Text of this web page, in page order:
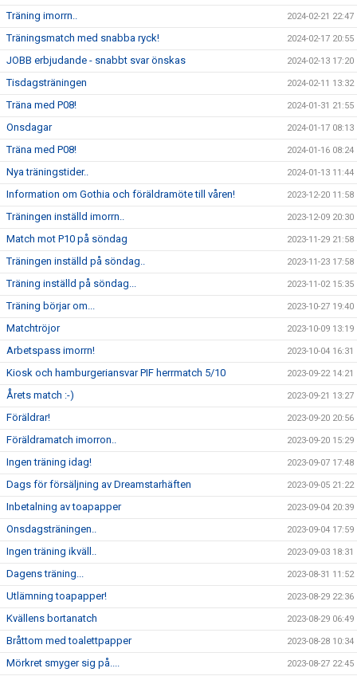
Träning imorrn.. 2024-02-21 22:47
Träningsmatch med snabba ryck! 2024-02-17 20:55
JOBB erbjudande - snabbt svar önskas 2024-02-13 17:20
Tisdagsträningen 2024-02-11 13:32
Träna med P08! 2024-01-31 21:55
Onsdagar 2024-01-17 08:13
Träna med P08! 2024-01-16 08:24
Nya träningstider.. 2024-01-13 11:44
Information om Gothia och föräldramöte till våren! 2023-12-20 11:58
Träningen inställd imorrn.. 2023-12-09 20:30
Match mot P10 på söndag 2023-11-29 21:58
Träningen inställd på söndag.. 2023-11-23 17:58
Träning inställd på söndag... 2023-11-02 15:35
Träning börjar om... 2023-10-27 19:40
Matchtröjor 2023-10-09 13:19
Arbetspass imorrn! 2023-10-04 16:31
Kiosk och hamburgeriansvar PIF herrmatch 5/10 2023-09-22 14:21
Årets match :-) 2023-09-21 13:27
Föräldrar! 2023-09-20 20:56
Föräldramatch imorron.. 2023-09-20 15:29
Ingen träning idag! 2023-09-07 17:48
Dags för försäljning av Dreamstarhäften 2023-09-05 21:22
Inbetalning av toapapper 2023-09-04 20:39
Onsdagsträningen.. 2023-09-04 17:59
Ingen träning ikväll.. 2023-09-03 18:31
Dagens träning... 2023-08-31 11:52
Utlämning toapapper! 2023-08-29 22:36
Kvällens bortanatch 2023-08-29 06:49
Bråttom med toalettpapper 2023-08-28 10:34
Mörkret smyger sig på.... 2023-08-27 22:45